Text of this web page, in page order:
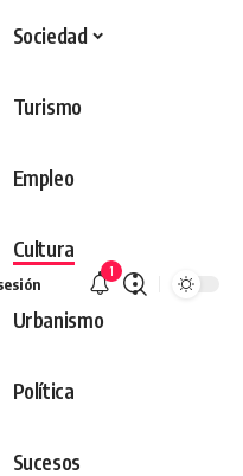
Sociedad
Turismo
Empleo
Cultura
Urbanismo
Política
Sucesos
1